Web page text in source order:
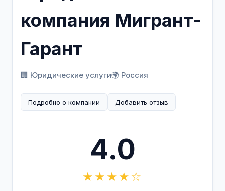
компания Мигрант-
Гарант
🏢 Юридические услуги🌍 Россия
Подробно о компании Добавить отзыв
4.0
★★★★☆